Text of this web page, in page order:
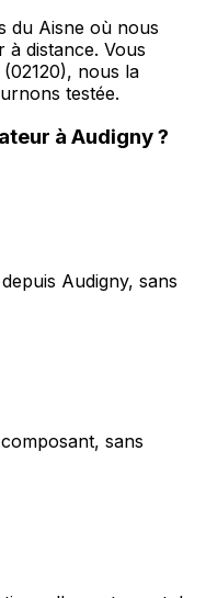
du Aisne où nous
à distance. Vous
nous la
testée.
à Audigny?
Audigny, sans
sans